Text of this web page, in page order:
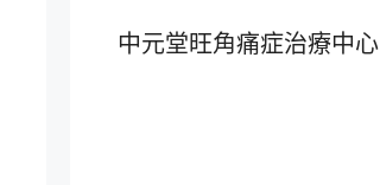
中元堂旺角痛症治療中心